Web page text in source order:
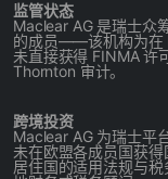
监管状态
Maclear AG 是瑞士众
的成员——该机构为在
未直接获得 FINMA 许
Thornton 审计。
跨境投资
Maclear AG 为瑞士平
未在欧盟各成员国获
居住国的适用法规与